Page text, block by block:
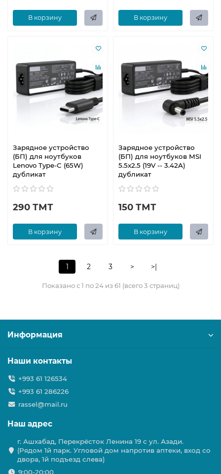
В корзину В корзину
Зарядное устройство
(БП) для ноутбуков
Lenovo Type-С (65W)
дубликат
290 ТМТ
В корзину
Зарядное устройство
(БП) для ноутбуков MSI
5.5x2.5 (19V -- 3.42A)
дубликат
150 ТМТ
В корзину
1 2 3 > >|
Показано с 1 по 24 из 61 (всего 3 страниц)
Информация
Наши контакты
+993 61 126534
+993 61 286226
rassel@mail.ru
Наш адрес
г. Ашхабад, Перекрёсток Ленина 19 с ул. Азади.
(Рядом 1й парк. Угловой дом напротив аптеки, вход со
двора, 1й подъезд слева)
9:00-20:00